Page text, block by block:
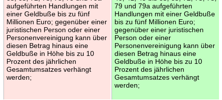
aufgeführten Handlungen mit
einer Geldbuße bis zu fünf
Millionen Euro; gegenüber einer
juristischen Person oder einer
Personenvereinigung kann über
diesen Betrag hinaus eine
Geldbuße in Höhe bis zu 10
Prozent des jährlichen
Gesamtumsatzes verhängt
werden;
79 und 79a aufgeführten
Handlungen mit einer Geldbuße
bis zu fünf Millionen Euro;
gegenüber einer juristischen
Person oder einer
Personenvereinigung kann über
diesen Betrag hinaus eine
Geldbuße in Höhe bis zu 10
Prozent des jährlichen
Gesamtumsatzes verhängt
werden;